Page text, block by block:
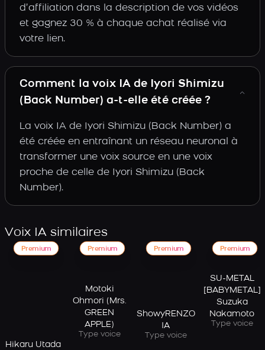
d’affiliation dans la description de vos vidéos
et gagnez 30 % à chaque achat réalisé via
votre lien.
Comment la voix IA de Iyori Shimizu
(Back Number) a-t-elle été créée ?
La voix IA de Iyori Shimizu (Back Number) a
été créée en entraînant un réseau neuronal à
transformer une voix source en une voix
proche de celle de Iyori Shimizu (Back
Number).
Voix IA similaires
Premium
Hikaru Utada
Premium
Motoki
Ohmori (Mrs.
GREEN
APPLE)
Type voice
Premium
ShowyRENZO
IA
Type voice
Premium
SU-METAL
[BABYMETAL]
Suzuka
Nakamoto
Type voice